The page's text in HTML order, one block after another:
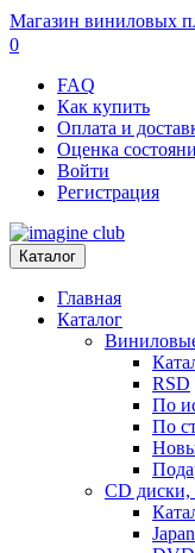
Магазин виниловых
0
FAQ
Как купить
Оплата и
Оценка
Войти
Регистрация
Каталог
Главная
Каталог
RSD
По
По
CD диски,